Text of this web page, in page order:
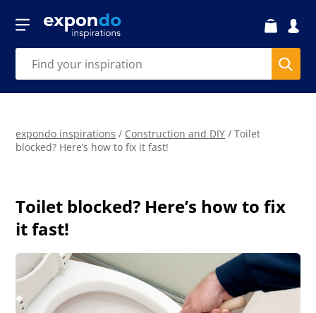
expondo inspirations / Construction and DIY /Toilet
blocked? Here’s how to fix it fast!
Toilet blocked? Here’s how to fix
it fast!